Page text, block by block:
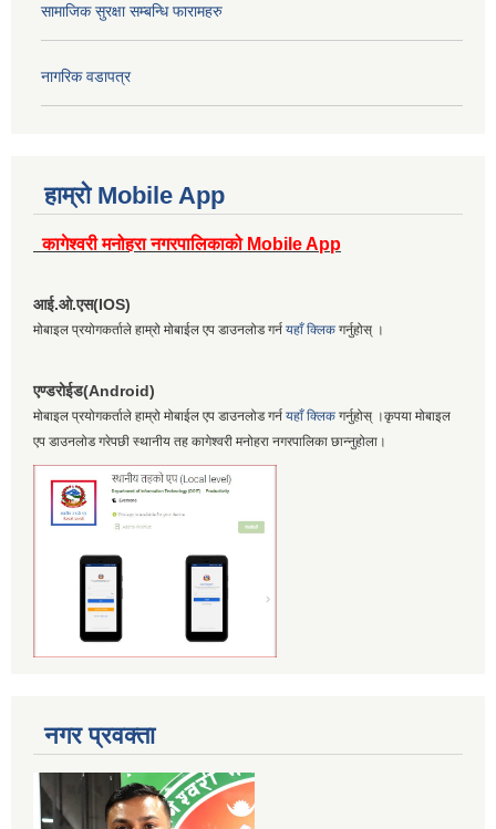
सामाजिक सुरक्षा सम्बन्धि फारामहरु
नागरिक वडापत्र
हाम्रो Mobile App
कागेश्वरी मनोहरा नगरपालिकाको Mobile App
आई.ओ.एस(IOS)
मोबाइल प्रयोगकर्ताले हाम्रो मोबाईल एप डाउनलोड गर्न यहाँ क्लिक गर्नुहोस् ।
एण्डरोईड(Android)
मोबाइल प्रयोगकर्ताले हाम्रो मोबाईल एप डाउनलोड गर्न यहाँ क्लिक गर्नुहोस् ।कृपया मोबाइल
एप डाउनलोड गरेपछी स्थानीय तह कागेश्वरी मनोहरा नगरपालिका छान्नुहोला।
नगर प्रवक्ता